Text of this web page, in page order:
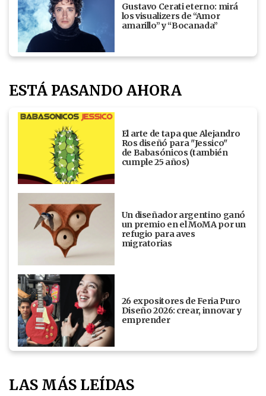
Gustavo Cerati eterno: mirá
los visualizers de “Amor
amarillo” y “Bocanada”
ESTÁ PASANDO AHORA
El arte de tapa que Alejandro
Ros diseñó para "Jessico"
de Babasónicos (también
cumple 25 años)
Un diseñador argentino ganó
un premio en el MoMA por un
refugio para aves
migratorias
26 expositores de Feria Puro
Diseño 2026: crear, innovar y
emprender
LAS MÁS LEÍDAS